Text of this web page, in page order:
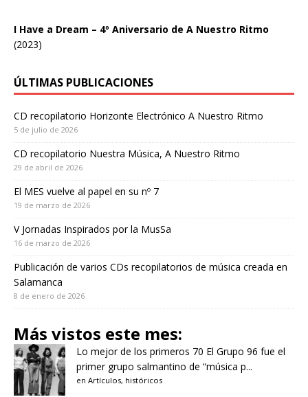
I Have a Dream – 4º Aniversario de A Nuestro Ritmo
(2023)
ÚLTIMAS PUBLICACIONES
CD recopilatorio Horizonte Electrónico A Nuestro Ritmo
5 de julio de 2026
CD recopilatorio Nuestra Música, A Nuestro Ritmo
29 de abril de 2026
El MES vuelve al papel en su nº 7
19 de marzo de 2026
V Jornadas Inspirados por la MusSa
16 de marzo de 2026
Publicación de varios CDs recopilatorios de música creada en
Salamanca
8 de enero de 2026
Más vistos este mes:
Lo mejor de los primeros 70 El Grupo 96 fue el
primer grupo salmantino de “música p...
en Artículos, históricos